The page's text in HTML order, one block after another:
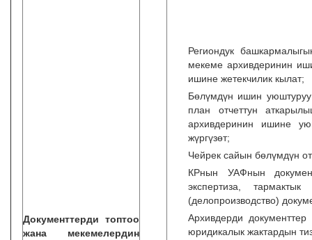
Документтерди топтоо
жана мекемелердин
Региондук
мекеме архивдеринин
ишине жетекчилик кылат;
Бөлүмдүн ишин уюштуруу
план отчеттун
архивдеринин ишине
жүргүзөт;
Чейрек сайын бөлүмдүн
КРнын УАФнын
экспертиза,
(делопроизводство)
Архивдерди
юридикалык жактардын